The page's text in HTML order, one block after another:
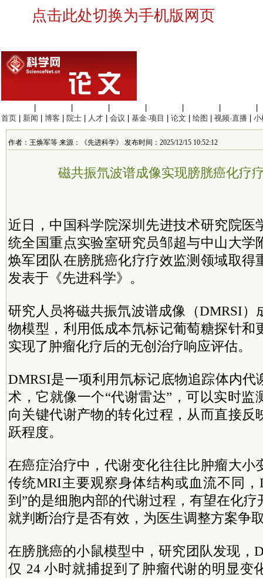
点击此处切换为手机版网页
首页
新闻 博客 院士 人才 会议 基金·项目 论文 绘图 视频·直播 小
作者：王焕军等 来源：《先进科学》 发布时间：2025/12/15 10:52:12
磁共振氘波谱成像实现膀胱癌化疗
近日，中国科学院深圳先进技术研究院医
统全国重点实验室研究员邹超与中山大学
焕军团队在膀胱癌化疗疗效监测领域取得
发表于《先进科学》。
研究人员将磁共振氘波谱成像（DMRSI）
物模型，利用低成本氘标记葡萄糖探针和
实现了肿瘤化疗后的无创治疗响应评估。
DMRSI是一项利用氘标记底物追踪体内代
术，它就像一个“代谢雷达”，可以实时监
向关键代谢产物的转化过程，从而直接反
跃程度。
在癌症治疗中，代谢变化往往比肿瘤大小
传统MRI主要观察身体结构或血流不同，
到”的是细胞内部的代谢过程，有望在化
就判断治疗是否有效，为医生调整方案争
在膀胱癌的小鼠模型中，研究团队发现，
仅 24 小时就捕捉到了肿瘤代谢的明显变